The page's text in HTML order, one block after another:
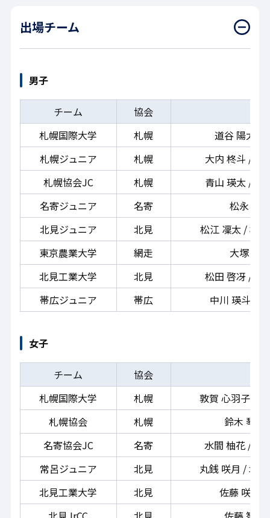
出場チーム
男子
チーム
協会
札幌国際大学
札幌
道谷 陽太 /
札幌ジュニア
札幌
大内 柊斗 / 阿
札幌協会JC
札幌
青山 瑛太 / 木
名寄ジュニア
名寄
松永 昊
北見ジュニア
北見
松江 凜太 / 松
東京農業大学
網走
大塚 天
北見工業大学
北見
松田 啓冴 / 髙
帯広ジュニア
帯広 中川 瑛斗 /
女子
チーム
協会
札幌国際大学
札幌
敦賀 心羽子 /
札幌協会
札幌
鈴木 琴音
名寄協会JC
名寄
水間 柚花 / 坂
常呂ジュニア
北見
丸銭 咲月 / 木
北見工業大学
北見
佐藤 咲和 /